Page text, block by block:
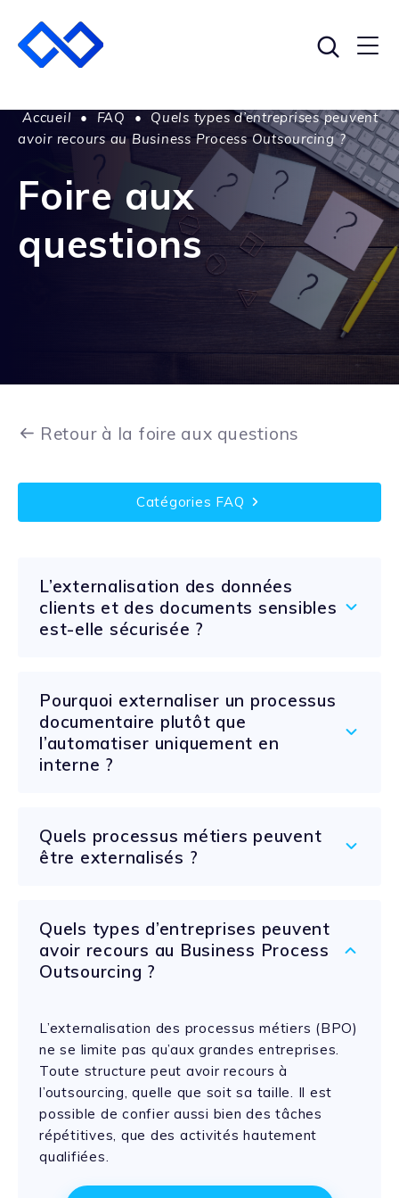
Accueil • FAQ •
Quels types d’entreprises peuvent
avoir recours au Business Process Outsourcing ?
Foire aux
questions
Retour à la foire aux questions
Catégories FAQ
L’externalisation des données
clients et des documents sensibles
est-elle sécurisée ?
Pourquoi externaliser un processus
documentaire plutôt que
l’automatiser uniquement en
interne ?
Quels processus métiers peuvent
être externalisés ?
Quels types d’entreprises peuvent
avoir recours au Business Process
Outsourcing ?
L’externalisation des processus métiers (BPO)
ne se limite pas qu’aux grandes entreprises.
Toute structure peut avoir recours à
l’outsourcing, quelle que soit sa taille. Il est
possible de confier aussi bien des tâches
répétitives, que des activités hautement
qualifiées.